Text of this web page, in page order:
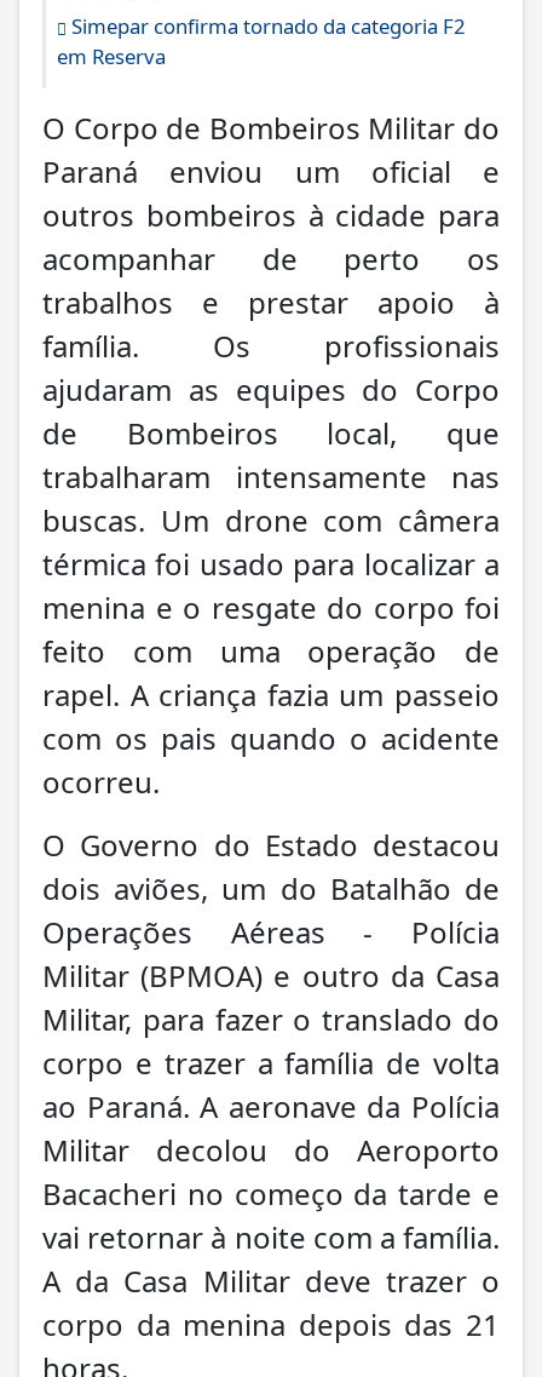
Simepar confirma tornado da categoria F2
em Reserva
O Corpo de Bombeiros Militar do
Paraná enviou um oficial e
outros bombeiros à cidade para
acompanhar de perto os
trabalhos e prestar apoio à
família. Os profissionais
ajudaram as equipes do Corpo
de Bombeiros local, que
trabalharam intensamente nas
buscas. Um drone com câmera
térmica foi usado para localizar a
menina e o resgate do corpo foi
feito com uma operação de
rapel. A criança fazia um passeio
com os pais quando o acidente
ocorreu.
O Governo do Estado destacou
dois aviões, um do Batalhão de
Operações Aéreas - Polícia
Militar (BPMOA) e outro da Casa
Militar, para fazer o translado do
corpo e trazer a família de volta
ao Paraná. A aeronave da Polícia
Militar decolou do Aeroporto
Bacacheri no começo da tarde e
vai retornar à noite com a família.
A da Casa Militar deve trazer o
corpo da menina depois das 21
horas.